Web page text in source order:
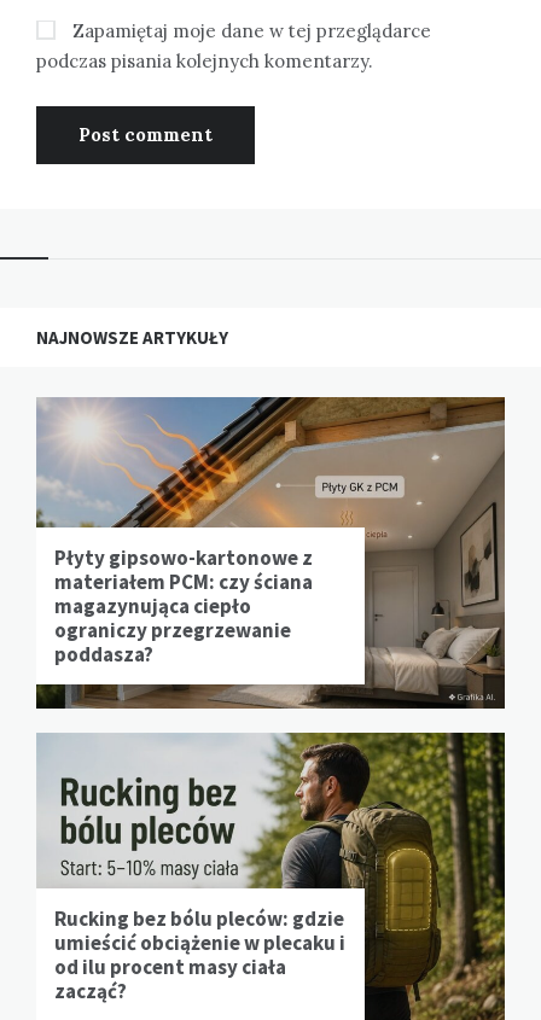
Zapamiętaj moje dane w tej przeglądarce
podczas pisania kolejnych komentarzy.
NAJNOWSZE ARTYKUŁY
Płyty gipsowo-kartonowe z
materiałem PCM: czy ściana
magazynująca ciepło
ograniczy przegrzewanie
poddasza?
Rucking bez bólu pleców: gdzie
umieścić obciążenie w plecaku i
od ilu procent masy ciała
zacząć?